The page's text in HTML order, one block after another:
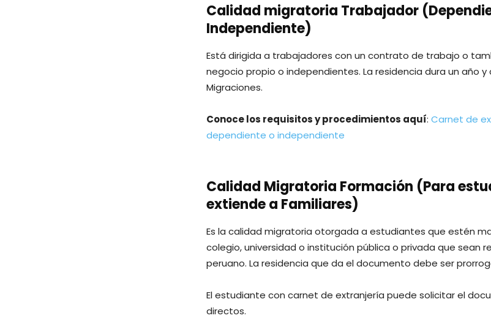
Calidad migratoria Trabajador
Independiente)
Está dirigida a trabajadores con un contrato de trabajo o
negocio propio o independientes. La residencia dura un año
Migraciones.
Conoce los requisitos y procedimientos aquí: Carnet de
dependiente o independiente
Calidad Migratoria Formación (Para
extiende a Familiares)
Es la calidad migratoria otorgada a estudiantes que estén
colegio, universidad o institución pública o privada que sean
peruano. La residencia que da el documento debe ser
El estudiante con carnet de extranjería puede solicitar el
directos.